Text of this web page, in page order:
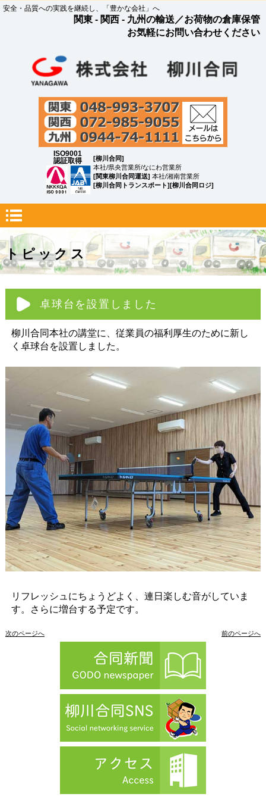
安全・品質への実践を継続し、「豊かな会社」へ
関東 - 関西 - 九州の輸送／お荷物の倉庫保管
お気軽にお問い合わせください
ISO9001
認証取得
[柳川合同]
本社/県央営業所/なにわ営業所
[関東柳川合同運送] 本社/湘南営業所
[柳川合同トランスポート][柳川合同ロジ]
トピックス
卓球台を設置しました
柳川合同本社の講堂に、従業員の福利厚生のために新し
く卓球台を設置しました。
リフレッシュにちょうどよく、連日楽しむ音がしていま
す。さらに増台する予定です。
次のページへ 前のページへ